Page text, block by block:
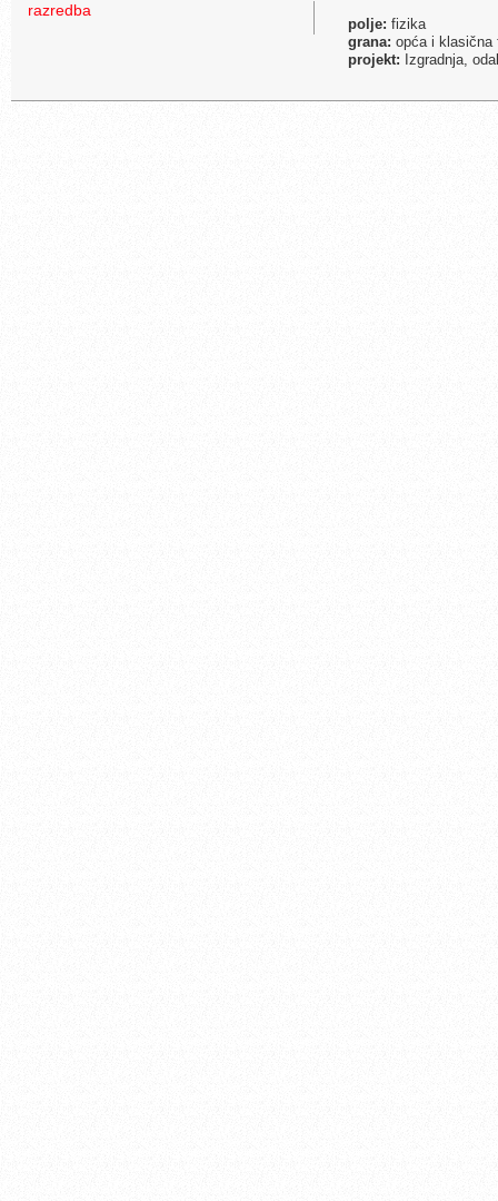
razredba
polje: fizika
grana: opća i klasična
projekt: Izgradnja,